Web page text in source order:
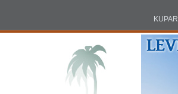
2026
KUPARI